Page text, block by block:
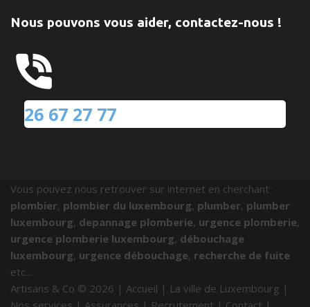
Nous pouvons vous aider, contactez-nous !
26 67 27 77
Vous pouvez nous retrouver sur internet en cherchant :
plombier, plombier du luxembourg, plumber, plumber
luxembourg, depannage plomberie, urgence plomberie,
urgence plomberie luxembourg, débouchage
luxembourg, urgence débouchage, recherche de fuite
etc...
Artisans & Co © 2026 | Accueil | La ville de Luxembourg |